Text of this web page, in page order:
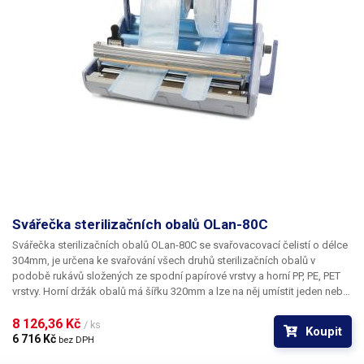
Svářečka sterilizačních obalů OLan-80C
Svářečka sterilizačních obalů OLan-80C se svařovacovací čelistí o délce
304mm, je určena ke svařování všech druhů sterilizačních obalů v
podobě rukávů složených ze spodní papírové vrstvy a horní PP, PE, PET
vrstvy. Horní držák obalů má šířku 320mm a lze na něj umístit jeden nebo
tepelný výkon čelistí lze regulovat otočným voličem na pravé straně
přístroje, o přesnou regulaci tepelného výkonu se stará bimetalový
8 126,36 Kč / ks
6 716 Kč bez DPH
Koupit